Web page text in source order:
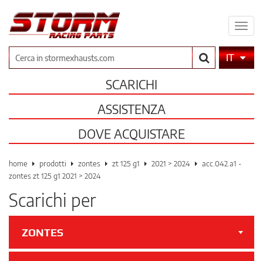
il
CercaIT
SCARICHI
ASSISTENZA
DOVE ACQUISTARE
home prodotti zontes zt 125 g1 2021 > 2024
acc.042.a1 -
zontes zt 125 g1 2021 > 2024
Scarichi per
ZONTES